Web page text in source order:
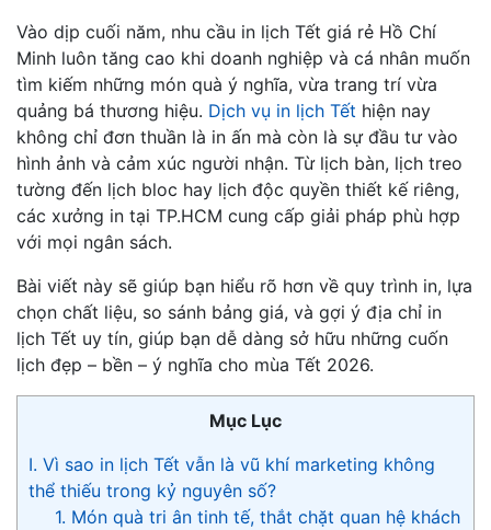
Vào dịp cuối năm, nhu cầu in lịch Tết giá rẻ Hồ Chí
Minh luôn tăng cao khi doanh nghiệp và cá nhân muốn
tìm kiếm những món quà ý nghĩa, vừa trang trí vừa
quảng bá thương hiệu. Dịch vụ in lịch Tết hiện nay
không chỉ đơn thuần là in ấn mà còn là sự đầu tư vào
hình ảnh và cảm xúc người nhận. Từ lịch bàn, lịch treo
tường đến lịch bloc hay lịch độc quyền thiết kế riêng,
các xưởng in tại TP.HCM cung cấp giải pháp phù hợp
với mọi ngân sách.
Bài viết này sẽ giúp bạn hiểu rõ hơn về quy trình in, lựa
chọn chất liệu, so sánh bảng giá, và gợi ý địa chỉ in
lịch Tết uy tín, giúp bạn dễ dàng sở hữu những cuốn
lịch đẹp – bền – ý nghĩa cho mùa Tết 2026.
Mục Lục
I. Vì sao in lịch Tết vẫn là vũ khí marketing không
thể thiếu trong kỷ nguyên số?
1. Món quà tri ân tinh tế, thắt chặt quan hệ khách